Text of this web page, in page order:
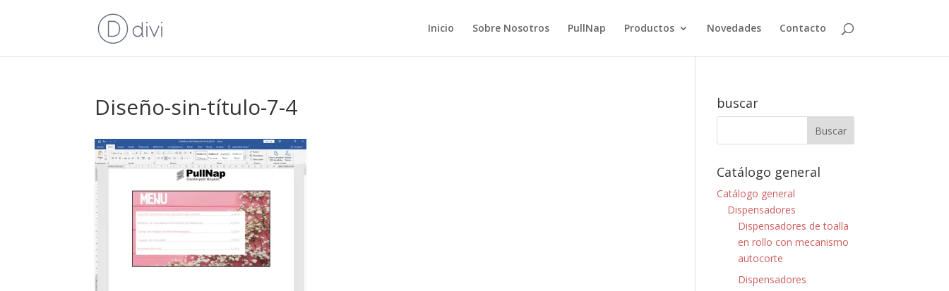
Inicio Sobre Nosotros PullNap Productos Novedades Contacto
Diseño-sin-título-7-4 buscar
Catálogo general
Catálogo general
Dispensadores
Dispensadores de toalla
en rollo con mecanismo
autocorte
Dispensadores